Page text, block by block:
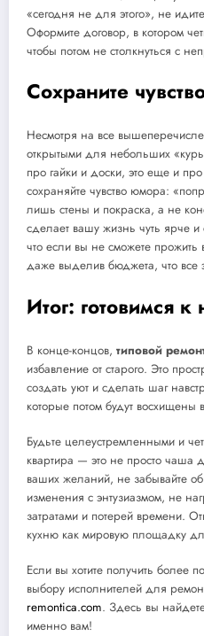
«сегодня не для этого», не
Оформите договор, в котором
чтобы потом не столкнуться с
Сохраните
Несмотря на все
открытыми для небольших
про гайки и доски, это еще и
сохраняйте чувство юмора:
лишь стены и покраска, а не
сделает вашу жизнь чуть ярче
что если вы не сможете
даже выделив бюджета, что все
Итог: готовимся
В конце-концов, типовой
избавление от старого. Это
создать уют и сделать шаг
которые потом будут восхищены
Будьте целеустремленными и
квартира — это не просто чаша
ваших желаний, не забывайте
изменения с энтузиазмом, не
затратами и потерей времени.
кухню как мировую площадку
Если вы хотите получить
выбору исполнителей для
remontica.com. Здесь вы
именно вам!